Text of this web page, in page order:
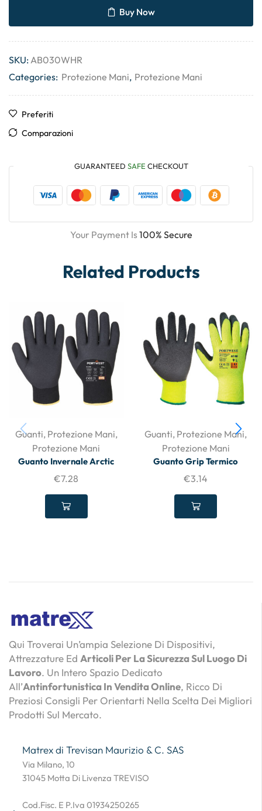
Buy Now
SKU:AB030WHR
Categories: Protezione Mani, Protezione Mani
Preferiti
Comparazioni
GUARANTEED SAFE CHECKOUT
Your Payment Is100% Secure
Related Products
Guanti, Protezione Mani,
Protezione Mani
Guanto Invernale Arctic
€7.28
Guanti, Protezione Mani,
Protezione Mani
Guanto Grip Termico
€3.14
Qui Troverai Un’ampia Selezione Di Dispositivi,
Attrezzature Ed Articoli Per La Sicurezza Sul Luogo Di
Lavoro. Un Intero Spazio Dedicato
All’Antinfortunistica In Vendita Online, Ricco Di
Preziosi Consigli Per Orientarti Nella Scelta Dei Migliori
Prodotti Sul Mercato.
Matrex di Trevisan Maurizio & C. SAS
Via Milano, 10
31045 Motta Di Livenza TREVISO
Cod.Fisc. E P.Iva 01934250265